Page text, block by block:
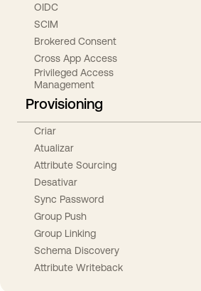
OIDC
SCIM
Brokered Consent
Cross App Access
Privileged Access
Management
Provisioning
Criar
Atualizar
Attribute Sourcing
Desativar
Sync Password
Group Push
Group Linking
Schema Discovery
Attribute Writeback